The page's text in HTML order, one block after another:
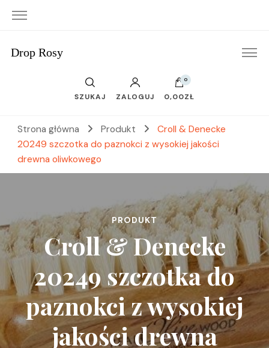
Drop Rosy
SZUKAJ ZALOGUJ
0
0,00ZŁ
Strona główna Produkt
Croll & Denecke
20249 szczotka do paznokci z wysokiej jakości
drewna oliwkowego
PRODUKT
Croll & Denecke
20249 szczotka do
paznokci z wysokiej
jakości drewna